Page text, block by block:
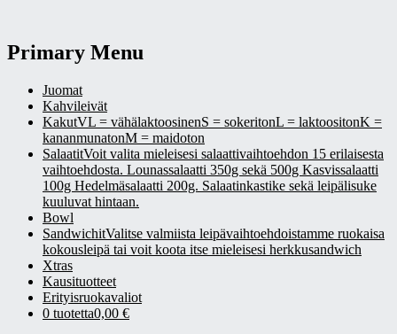
Primary Menu
Juomat
Kahvileivät
KakutVL = vähälaktoosinenS = sokeritonL = laktoositonK =
kananmunatonM = maidoton
SalaatitVoit valita mieleisesi salaattivaihtoehdon 15 erilaisesta
vaihtoehdosta. Lounassalaatti 350g sekä 500g Kasvissalaatti
100g Hedelmäsalaatti 200g. Salaatinkastike sekä leipälisuke
kuuluvat hintaan.
Bowl
SandwichitValitse valmiista leipävaihtoehdoistamme ruokaisa
kokousleipä tai voit koota itse mieleisesi herkkusandwich
Xtras
Kausituotteet
Erityisruokavaliot
0 tuotetta0,00 €